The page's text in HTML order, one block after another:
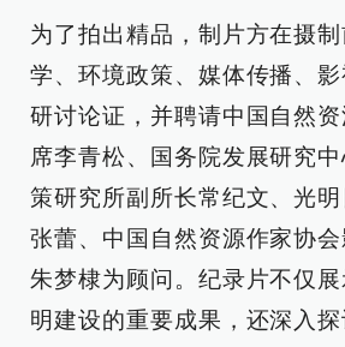
为了拍出精品，制片方在摄
学、环境政策、媒体传播、
研讨论证，并聘请中国自然
席李青松、国务院发展研究
策研究所副所长常纪文、光
张蕾、中国自然资源作家协
朱梦棣为顾问。纪录片不仅
明建设的重要成果，还深入